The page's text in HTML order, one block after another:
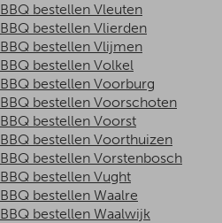
BBQ bestellen Vleuten
BBQ bestellen Vlierden
BBQ bestellen Vlijmen
BBQ bestellen Volkel
BBQ bestellen Voorburg
BBQ bestellen Voorschoten
BBQ bestellen Voorst
BBQ bestellen Voorthuizen
BBQ bestellen Vorstenbosch
BBQ bestellen Vught
BBQ bestellen Waalre
BBQ bestellen Waalwijk